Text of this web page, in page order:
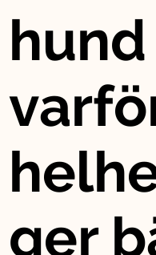
hund
ger